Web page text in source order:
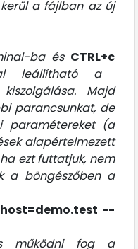
a fájlban az új
ba és CTRL+c
leállítható a
Majd
parancsunkat, de
paramétereket (a
alapértelmezett
ezt futtatjuk, nem
a böngészőben a
--
működni fog a